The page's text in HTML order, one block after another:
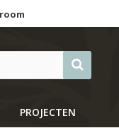
PROJECTEN